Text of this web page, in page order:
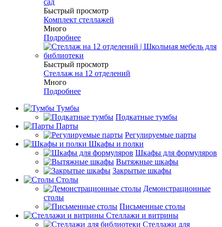
Быстрый просмотр
Комплект стеллажей
Много
Подробнее
Быстрый просмотр
Стеллаж на 12 отделений
Много
Подробнее
Тумбы
Подкатные тумбы
Парты
Регулируемые парты
Шкафы и полки
Шкафы для формуляров
Вытяжные шкафы
Закрытые шкафы
Столы
Демонстрационные
столы
Письменные столы
Стеллажи и витрины
Стеллажи для